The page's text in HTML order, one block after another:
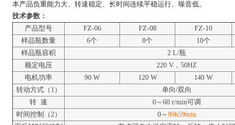
本产品负重能力大、转速稳定、长时间连续平稳运行、噪音低。
技术参数：
产品型号
FZ-06 FZ-08 FZ-10
样品瓶数量
6个 8个 10个
样品瓶容积
2 L/瓶
额定电压
220 V，50HZ
电机功率
90 W 120 W 140 W
转动方式（1）
单向/双向
转 速
0～60 r/min可调
时间控制（2）
0～ 99h59min